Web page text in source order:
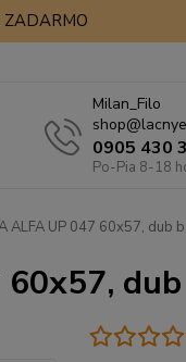
Milan_Filo
0905 430
Po-Pia 8-18
ALFA UP 047 60x57, dub
60x57,